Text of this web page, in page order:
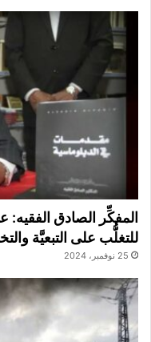
المفكِّر الصادق
للتغلُّب على التبعيَّة
25 نوفمبر، 2024